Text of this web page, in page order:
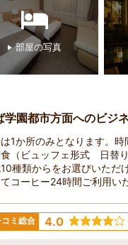
部屋の写真
学園都市方面へのビジ
1か所のみとなります。
（ビュッフェ形式 日替り
種類からをお選びいただ
コーヒー24時間ご利用い
コミ総合 4.0